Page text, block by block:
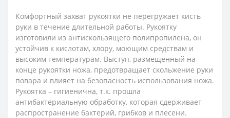
Комфортный захват рукоятки не перегружает кисть
руки в течение длительной работы. Рукоятку
изготовили из антискользящего полипропилена, он
устойчив к кислотам, хлору, моющим средствам и
высоким температурам. Выступ, размещенный на
конце рукоятки ножа, предотвращает скольжение руки
повара и влияет на безопасность использования ножа.
Рукоятка – гигиенична, т.к. прошла
антибактериальную обработку, которая сдерживает
распространение бактерий, грибков и плесени.